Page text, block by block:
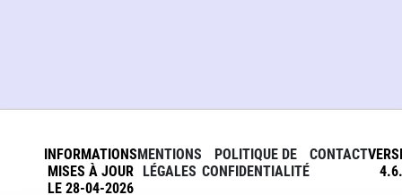
INFORMATIONS
MISES À JOUR
LE 28-04-2026
MENTIONS
LÉGALES
POLITIQUE DE
CONFIDENTIALITÉ
CONTACT